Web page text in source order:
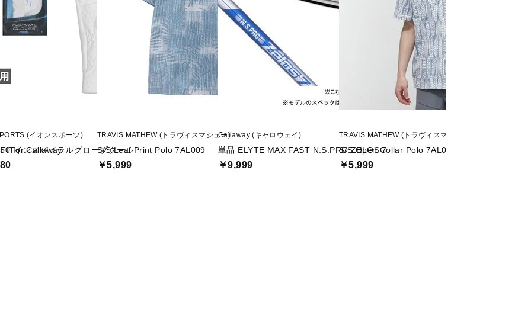
for Callaway
(イオンスポーツ)
インスパイラルグローブクール
TRAVIS MATHEW (トラヴィスマシュー)
S/S Leaf Print Polo 7AL009
￥5,999
Callaway (キャロウェイ)
単品 ELYTE MAX FAST N.S.PRO ZELOS 7
￥9,999
TRAVIS MATHEW (トラヴィスマシュー)
S/S Open Collar Polo 7AL011
￥5,999